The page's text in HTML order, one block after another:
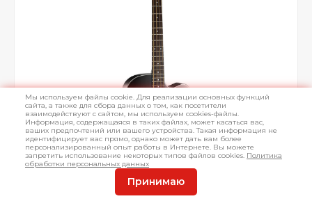
Мы используем файлы cookie. Для реализации основных функций
сайта, а также для сбора данных о том, как посетители
взаимодействуют с сайтом, мы используем cookies-файлы.
Информация, содержащаяся в таких файлах, может касаться вас,
ваших предпочтений или вашего устройства. Такая информация не
идентифицирует вас прямо, однако может дать вам более
персонализированный опыт работы в Интернете. Вы можете
запретить использование некоторых типов файлов cookies. Политика
обработки персональных данных
Принимаю